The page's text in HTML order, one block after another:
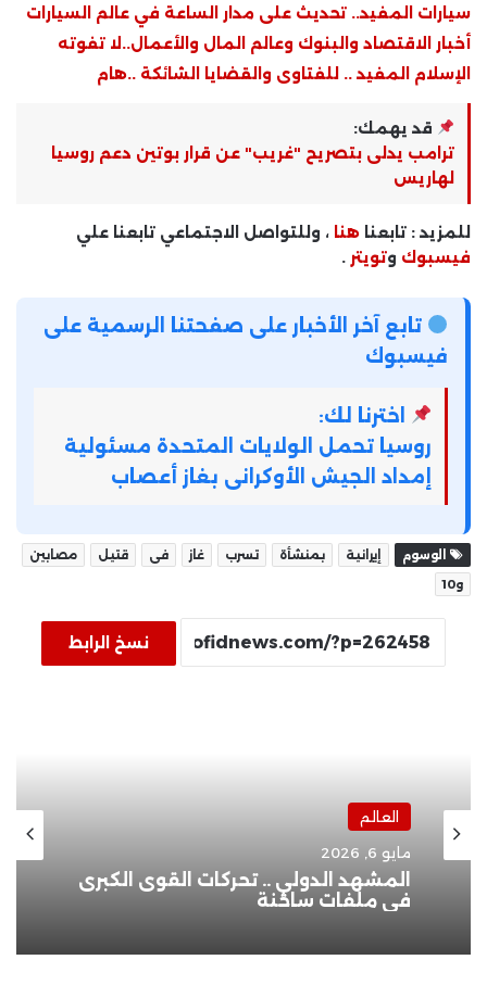
سيارات المفيد.. تحديث على مدار الساعة في عالم السيارات
أخبار الاقتصاد والبنوك وعالم المال والأعمال..لا تفوته
الإسلام المفيد .. للفتاوى والقضايا الشائكة ..هام
قد يهمك:
ترامب يدلى بتصريح "غريب" عن قرار بوتين دعم روسيا
لهاريس
للمزيد : تابعنا هنا ، وللتواصل الاجتماعي تابعنا علي
فيسبوك وتويتر .
تابع آخر الأخبار على صفحتنا الرسمية على
فيسبوك
اخترنا لك:
روسيا تحمل الولايات المتحدة مسئولية
إمداد الجيش الأوكرانى بغاز أعصاب
الوسوم إيرانية بمنشأة تسرب غاز فى قتيل
مصابين
و10
نسخ الرابط
العالم
مايو 6, 2026
المشهد الدولي .. تحركات القوى الكبرى
في ملفات ساخنة